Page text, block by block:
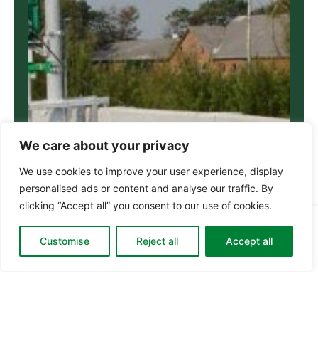
We care about your privacy
We use cookies to improve your user experience, display
personalised ads or content and analyse our traffic. By
clicking “Accept all” you consent to our use of cookies.
Customise Reject all Accept all
Din
kurv:
0,00kr. 0
Go to checkout